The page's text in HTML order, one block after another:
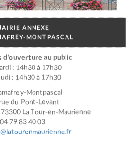
ANNEXE
MONTPASCAL
d’ouverture au public
: 14h30 à 17h30
: 14h30 à 17h30
Montpascal
du Pont-Levant
La Tour-en-Maurienne
04 79 83 40 03